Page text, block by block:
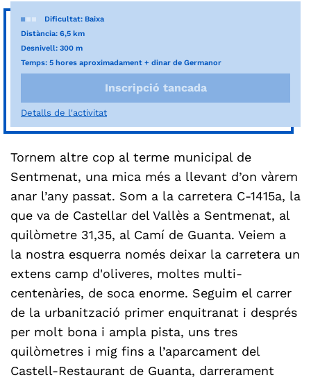
Dificultat: Baixa
Distància: 6,5 km
Desnivell: 300 m
Temps: 5 hores aproximadament + dinar de Germanor
Inscripció tancada
Detalls de l'activitat
Tornem altre cop al terme municipal de
Sentmenat, una mica més a llevant d’on vàrem
anar l’any passat. Som a la carretera C-1415a, la
que va de Castellar del Vallès a Sentmenat, al
quilòmetre 31,35, al Camí de Guanta. Veiem a
la nostra esquerra només deixar la carretera un
extens camp d'oliveres, moltes multi-
centenàries, de soca enorme. Seguim el carrer
de la urbanització primer enquitranat i després
per molt bona i ampla pista, uns tres
quilòmetres i mig fins a l’aparcament del
Castell-Restaurant de Guanta, darrerament